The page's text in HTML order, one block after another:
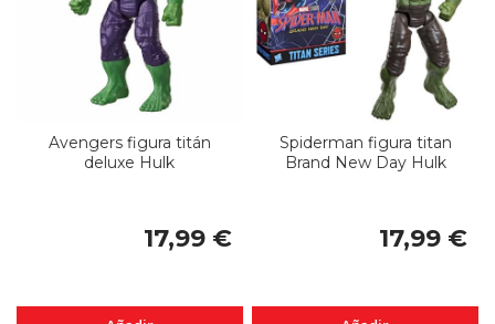
Avengers figura titán
deluxe Hulk
17,99 €
Spiderman figura titan
Brand New Day Hulk
17,99 €